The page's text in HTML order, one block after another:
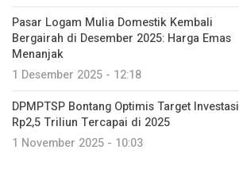
Pasar Logam Mulia Domestik Kembali
Bergairah di Desember 2025: Harga Emas
Menanjak
1 Desember 2025 - 12:18
DPMPTSP Bontang Optimis Target Investasi
Rp2,5 Triliun Tercapai di 2025
1 November 2025 - 10:03